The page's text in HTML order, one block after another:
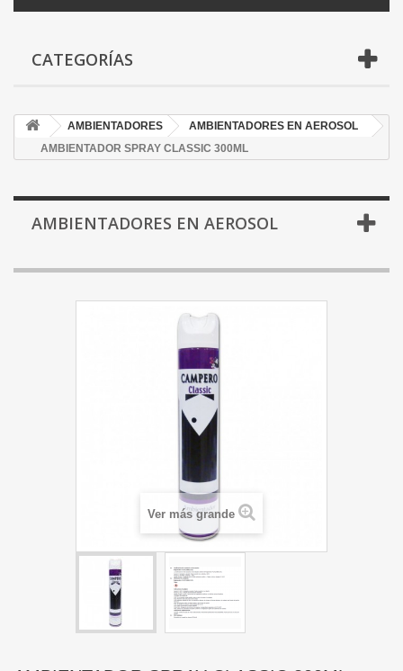
CATEGORÍAS
AMBIENTADORES
AMBIENTADORES EN AEROSOL
AMBIENTADOR SPRAY CLASSIC 300ML
AMBIENTADORES EN AEROSOL
Ver más grande